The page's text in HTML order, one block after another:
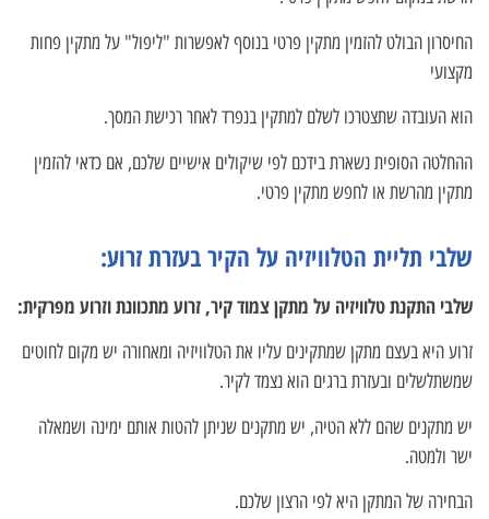
החיסרון הבולט להזמין מתקין פרטי בנוסף לאפשרות "ליפול" על מתקין פחות
מקצועי
הוא העובדה שתצטרכו לשלם למתקין בנפרד לאחר רכישת המסך.
ההחלטה הסופית נשארת בידכם לפי שיקולים אישיים שלכם, אם כדאי להזמין
מתקין מהרשת או לחפש מתקין פרטי.
שלבי תליית הטלוויזיה על הקיר בעזרת זרוע:
שלבי התקנת טלוויזיה על מתקן צמוד קיר, זרוע מתכוונת וזרוע מפרקית:
זרוע היא בעצם מתקן שמתקינים עליו את הטלוויזיה ומאחורה יש מקום לחוטים
שמשתלשלים ובעזרת ברגים הוא נצמד לקיר.
יש מתקנים שהם ללא הטיה, יש מתקנים שניתן להטות אותם ימינה ושמאלה
ישר ולמטה.
הבחירה של המתקן היא לפי הרצון שלכם.